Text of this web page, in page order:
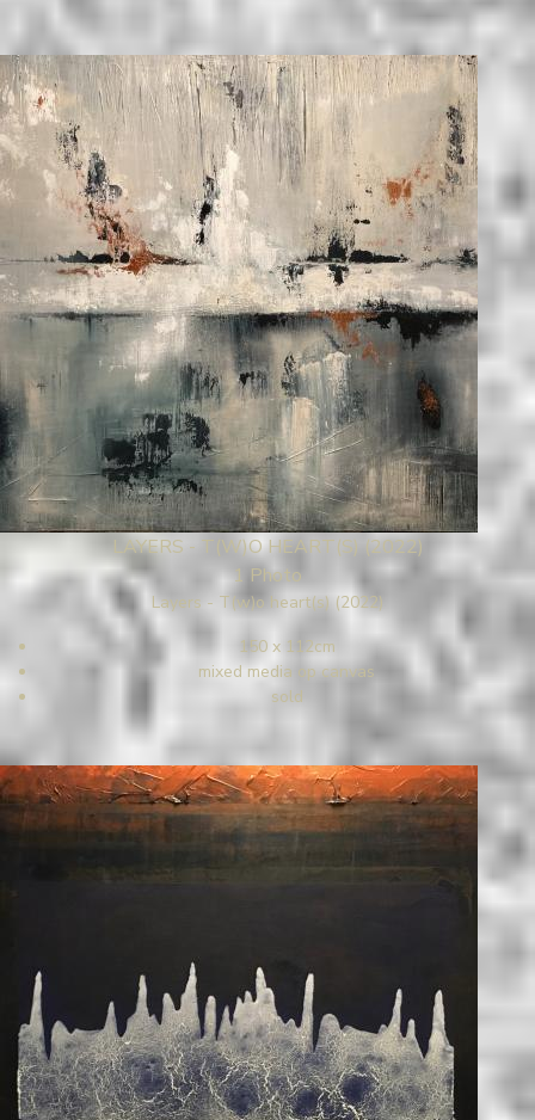
LAYERS - T(W)O HEART(S) (2022)
1 Photo
Layers - T(w)o heart(s) (2022)
150 x 112cm
mixed media op canvas
sold